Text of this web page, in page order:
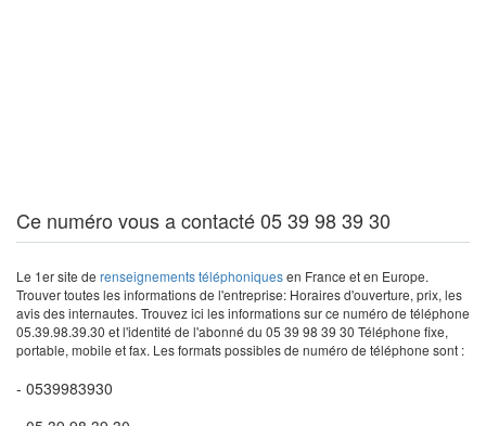
Ce numéro vous a contacté 05 39 98 39 30
Le 1er site de renseignements téléphoniquesen France et en Europe.
Trouver toutes les informations de l'entreprise: Horaires d'ouverture, prix, les
avis des internautes. Trouvez ici les informations sur ce numéro de téléphone
05.39.98.39.30 et l'identité de l'abonné du 05 39 98 39 30 Téléphone fixe,
portable, mobile et fax. Les formats possibles de numéro de téléphone sont :
- 0539983930